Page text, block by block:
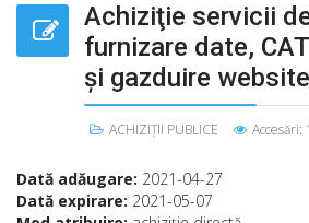
Achiziţie servicii
furnizare date,
şi gazduire website
ACHIZIȚII PUBLICE Accesări:
Dată adăugare: 2021-04-27
Dată expirare: 2021-05-07